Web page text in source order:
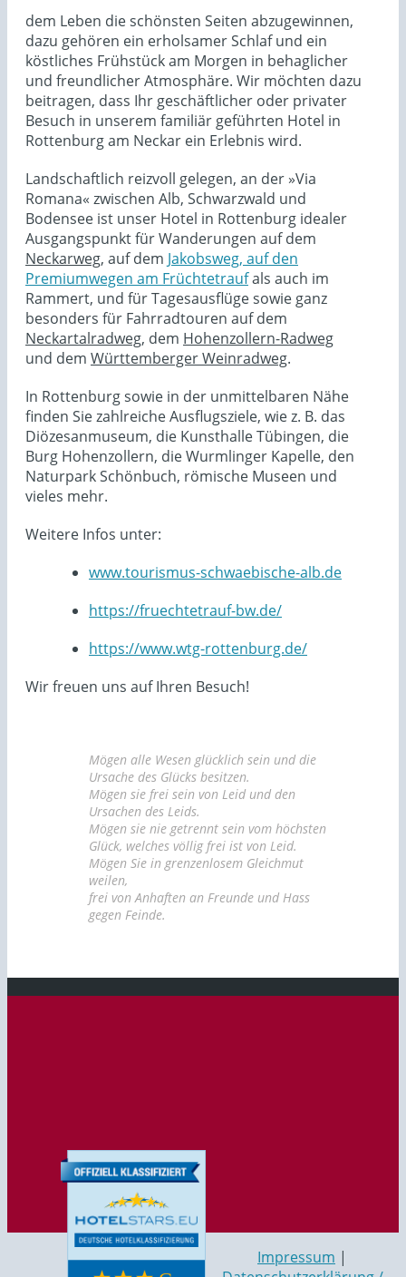
dem Leben die schönsten Seiten abzugewinnen,
dazu gehören ein erholsamer Schlaf und ein
köstliches Frühstück am Morgen in behaglicher
und freundlicher Atmosphäre. Wir möchten dazu
beitragen, dass Ihr geschäftlicher oder privater
Besuch in unserem familiär geführten Hotel in
Rottenburg am Neckar ein Erlebnis wird.
Landschaftlich reizvoll gelegen, an der »Via
Romana« zwischen Alb, Schwarzwald und
Bodensee ist unser Hotel in Rottenburg idealer
Ausgangspunkt für Wanderungen auf dem
Neckarweg, auf dem Jakobsweg, aufden
Premiumwegen am Früchtetraufals auch im
Rammert, und für Tagesausflüge sowie ganz
besonders für Fahrradtouren auf dem
Neckartalradweg, dem Hohenzollern-Radweg
und dem Württemberger Weinradweg.
In Rottenburg sowie in der unmittelbaren Nähe
finden Sie zahlreiche Ausflugsziele, wie z. B. das
Diözesanmuseum, die Kunsthalle Tübingen, die
Burg Hohenzollern, die Wurmlinger Kapelle, den
Naturpark Schönbuch, römische Museen und
vieles mehr.
Weitere Infos unter:
www.tourismus-schwaebische-alb.de
https://fruechtetrauf-bw.de/
https://www.wtg-rottenburg.de/
Wir freuen uns auf Ihren Besuch!
Mögen alle Wesen glücklich sein und die
Ursache des Glücks besitzen.
Mögen sie frei sein von Leid und den
Ursachen des Leids.
Mögen sie nie getrennt sein vom höchsten
Glück, welches völlig frei ist von Leid.
Mögen Sie in grenzenlosem Gleichmut
weilen,
frei von Anhaften an Freunde und Hass
gegen Feinde.
Impressum |